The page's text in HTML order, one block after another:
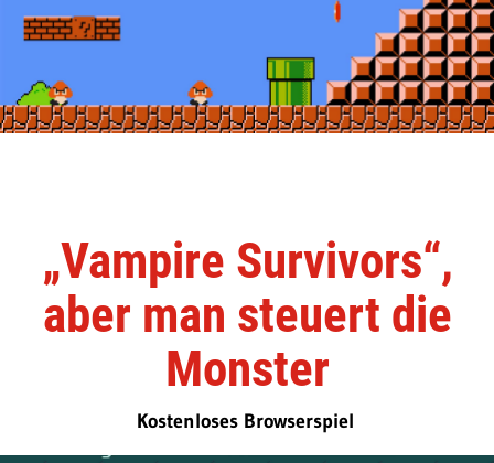
„Vampire Survivors“,
aber man steuert die
Monster
Kostenloses Browserspiel